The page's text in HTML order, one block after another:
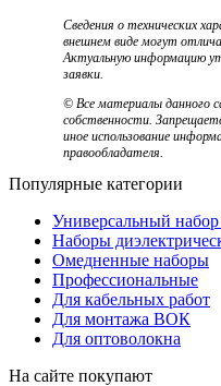
Сведения о технических
внешнем виде могут
Актуальную информацию
заявки.
© Все материалы данного
собственности.
иное использование
правообладателя.
Популярные категории
Универсальный набор
Наборы
Омедненные наборы
Профессиональные
Для кабельных работ
Для монтажа ВОК
Для оптоволокна
На сайте покупают